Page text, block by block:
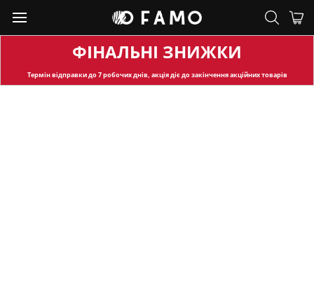
ФІНАЛЬНІ ЗНИЖКИ
Термін відправкидо 7 робочих днів, акція діє до закінчення акційних товарів